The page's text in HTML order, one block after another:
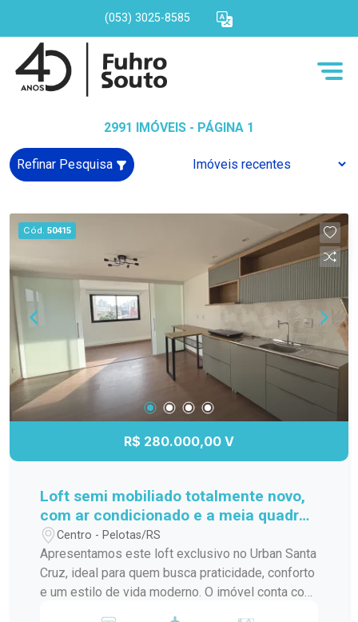
(053) 3025-8585
2991 IMÓVEIS - PÁGINA 1
Refinar Pesquisa
Cód. 50415
R$ 280.000,00 V
Loft semi mobiliado totalmente novo,
com ar condicionado e a meia quadra
da ucpel
Centro - Pelotas/RS
Apresentamos este loft exclusivo no Urban Santa
Cruz, ideal para quem busca praticidade, conforto
e um estilo de vida moderno. O imóvel conta com